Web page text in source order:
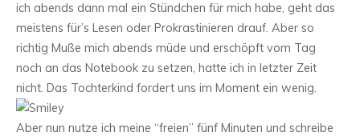
ich abends dann mal ein Stündchen für mich habe, geht das
meistens für’s Lesen oder Prokrastinieren drauf. Aber so
richtig Muße mich abends müde und erschöpft vom Tag
noch an das Notebook zu setzen, hatte ich in letzter Zeit
nicht. Das Tochterkind fordert uns im Moment ein wenig.
Aber nun nutze ich meine “freien” fünf Minuten und schreibe